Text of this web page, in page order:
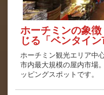
ホーチミンの象
じる「ベンタイン
ホーチミン観光エリア中
市内最大規模の屋内市場
ッピングスポットです。